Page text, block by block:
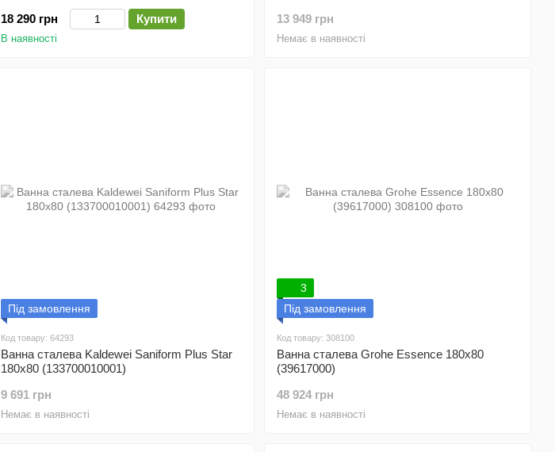
18 290 грн
Купити
В наявності
13 949 грн
Немає в наявності
Під замовлення
Код товару: 64293
Ванна сталева Kaldewei Saniform Plus Star
180x80 (133700010001)
9 691 грн
Немає в наявності
3
Під замовлення
Код товару: 308100
Ванна сталева Grohe Essence 180x80
(39617000)
48 924 грн
Немає в наявності